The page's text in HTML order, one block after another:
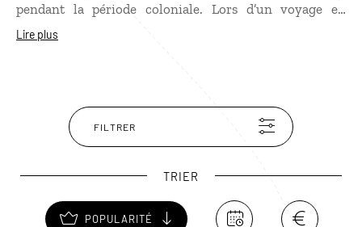
pendant la période coloniale. Lors d’un voyage en
Birmanie, une croisière sur l’Irrawaddy permet
Lire plus
FILTRER
TRIER
POPULARITÉ